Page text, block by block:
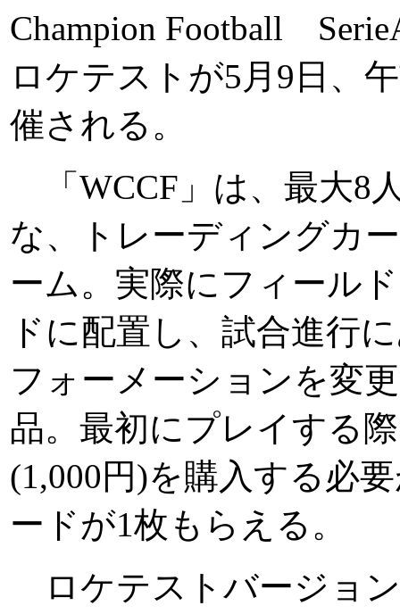
Champion Football
ロケテストが5月9日、
催される。
「WCCF」は、最大8
な、トレーディングカ
ーム。実際にフィール
ドに配置し、試合進行
フォーメーションを変
品。最初にプレイする
(1,000円)を購入する必
ードが1枚もらえる。
ロケテストバージョ